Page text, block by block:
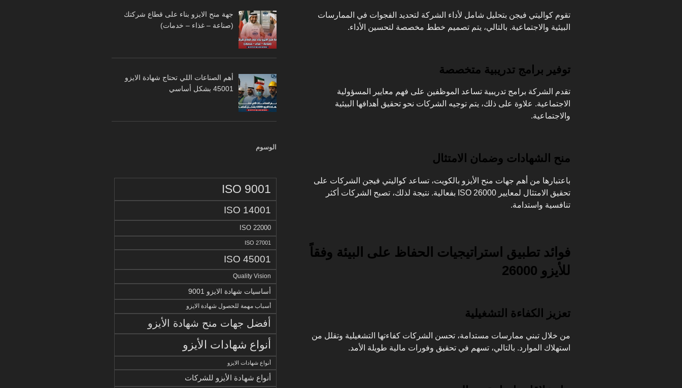
تقوم كواليتي فيجن بتحليل شامل لأداء الشركة لتحديد الفجوات في الممارسات
البيئية والاجتماعية. بالتالي، يتم تصميم خطط مخصصة لتحسين الأداء.
توفير برامج تدريبية متخصصة
تقدم الشركة برامج تدريبية تساعد الموظفين على فهم معايير المسؤولية
الاجتماعية. علاوة على ذلك، يتم توجيه الشركات نحو تحقيق أهدافها البيئية
والاجتماعية.
منح الشهادات وضمان الامتثال
باعتبارها من أهم جهات منح الأيزو بالكويت، تساعد كواليتي فيجن الشركات على
تحقيق الامتثال لمعايير ISO 26000 بفعالية. نتيجة لذلك، تصبح الشركات أكثر
تنافسية واستدامة.
فوائد تطبيق استراتيجيات الحفاظ على البيئة وفقاً
للأيزو 26000
تعزيز الكفاءة التشغيلية
من خلال تبني ممارسات مستدامة، تحسن الشركات كفاءتها التشغيلية وتقلل من
استهلاك الموارد. بالتالي، تسهم في تحقيق وفورات مالية طويلة الأمد.
جهة منح الايزو بناء على قطاع شركتك
(صناعة – غذاء – خدمات)
أهم الصناعات اللي تحتاج شهادة الايزو
45001 بشكل أساسي
الوسوم
ISO 9001
ISO 14001
ISO 22000
ISO 27001
ISO 45001
Quality Vision
أساسيات شهادة الايزو 9001
أسباب مهمة للحصول شهادة الايزو
أفضل جهات منح شهادة الأيزو
أنواع شهادات الأيزو
أنواع شهادات الايزو
أنواع شهادة الأيزو للشركات